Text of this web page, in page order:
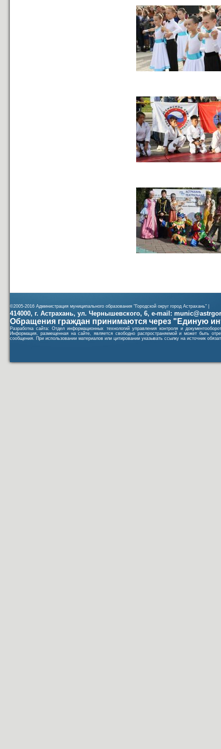
©2005-2016 Администрация муниципального образования "Городской округ город Астрахань" |
414000, г. Астрахань, ул. Чернышевского, 6, e-mail:
Обращения граждан принимаются через "Единую
Разработка сайта: Отдел информационных технологий управления контроля и
Информация, размещенная на сайте, является свободно распространяемой и может быть
сообщения. При использовании материалов или цитировании указывать ссылку на источник